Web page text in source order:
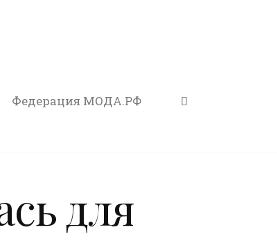
Федерация МОДА.РФ
для